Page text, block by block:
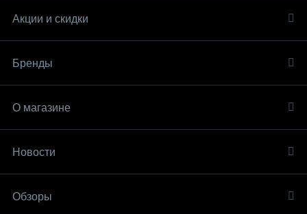
Акции и скидки
Бренды
О магазине
Новости
Обзоры